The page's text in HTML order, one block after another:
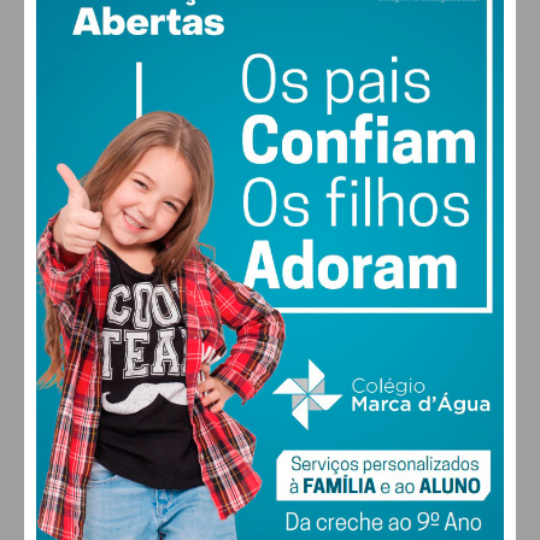
Assine nossa newsletter por e-mail e
obtenha de forma regular a informação
atualizada.
Eu li e concordo com ostermos e
condições
MAX 18 • MIN 18
28°
SÁB
27
DOM
28 °
SEG
30 °
TER
FARMACIAS DE SERVIÇO EM PAÇOS DE
FERREIRA